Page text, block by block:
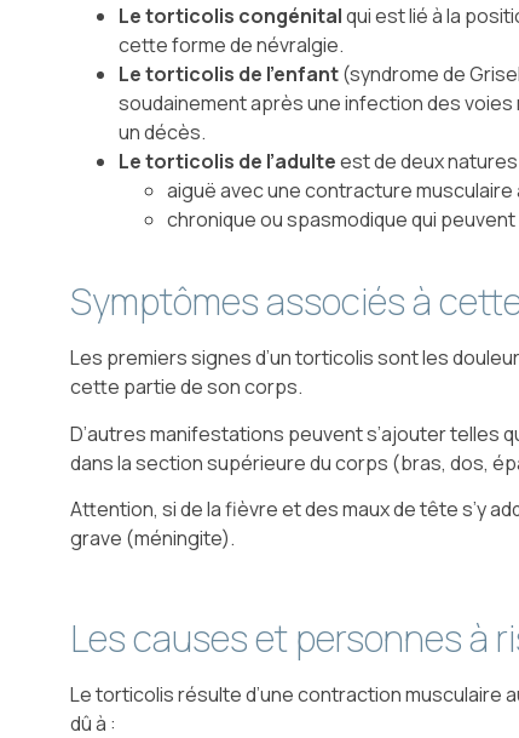
Le torticolis congénitalqui est lié à la
cette forme de névralgie.
Le torticolis de l’enfant(syndrome de
soudainement après une infection des
un décès.
Le torticolis de l’adulteest de deux natures
aiguë avec une contracture
chronique ou spasmodique qui
Symptômes associés à
Les premiers signes d’un torticolis sont les
cette partie de son corps.
D’autres manifestations peuvent s’ajouter telles
dans la section supérieure du corps (bras, dos,
Attention, si de la fièvre et des maux de tête s’y
grave (méningite).
Les causes et personnes à
Le torticolis résulte d’une contraction musculaire
dû à :